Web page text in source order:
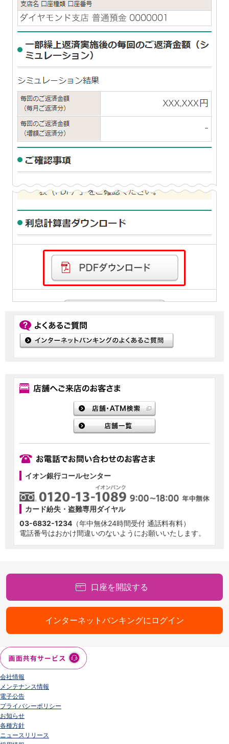
イオン銀行コールセンター
カード紛失・盗難専用ダイヤル
03-6832-1234 （年中無休24時間受付 通話料有料）
電話番号はおかけ間違いのないようにお願いいたします。
口座を開設する
インターネットバンキングにログイン
会社情報
メンテナンス情報
電子公告
プライバシーポリシー
お知らせ
各種方針
ニュースリリース